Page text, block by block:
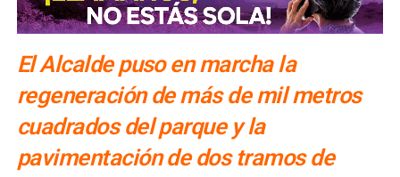
El Alcalde puso en marcha la
regeneración de más de mil metros
cuadrados del parque y la
pavimentación de dos tramos de